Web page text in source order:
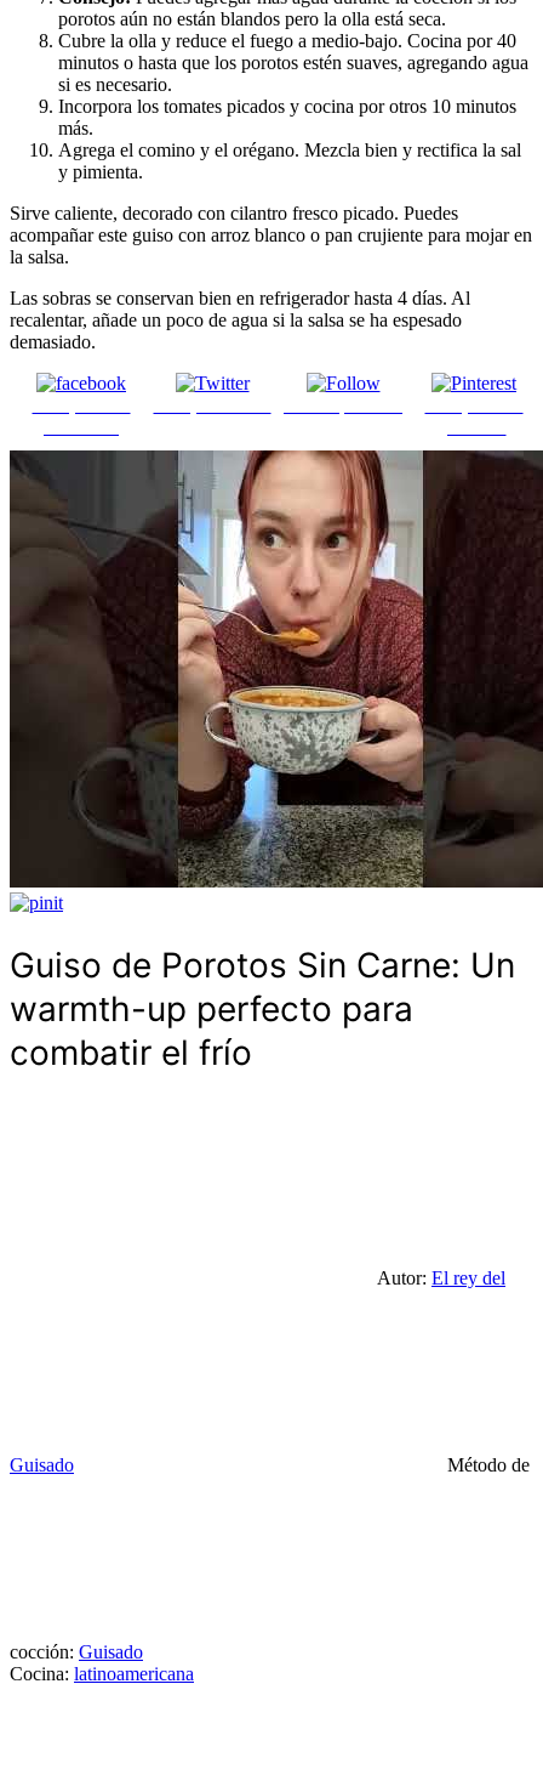
porotos aún no están blandos pero la olla está seca.
Cubre la olla y reduce el fuego a medio-bajo. Cocina por 40
minutos o hasta que los porotos estén suaves, agregando agua
si es necesario.
Incorpora los tomates picados y cocina por otros 10 minutos
más.
Agrega el comino y el orégano. Mezcla bien y rectifica la sal
y pimienta.
Sirve caliente, decorado con cilantro fresco picado. Puedes
acompañar este guiso con arroz blanco o pan crujiente para mojar en
la salsa.
Las sobras se conservan bien en refrigerador hasta 4 días. Al
recalentar, añade un poco de agua si la salsa se ha espesado
demasiado.
Guiso de Porotos Sin Carne: Un
warmth-up perfecto para
combatir el frío
Autor: El rey del
Guisado Método de
cocción: Guisado
Cocina: latinoamericana